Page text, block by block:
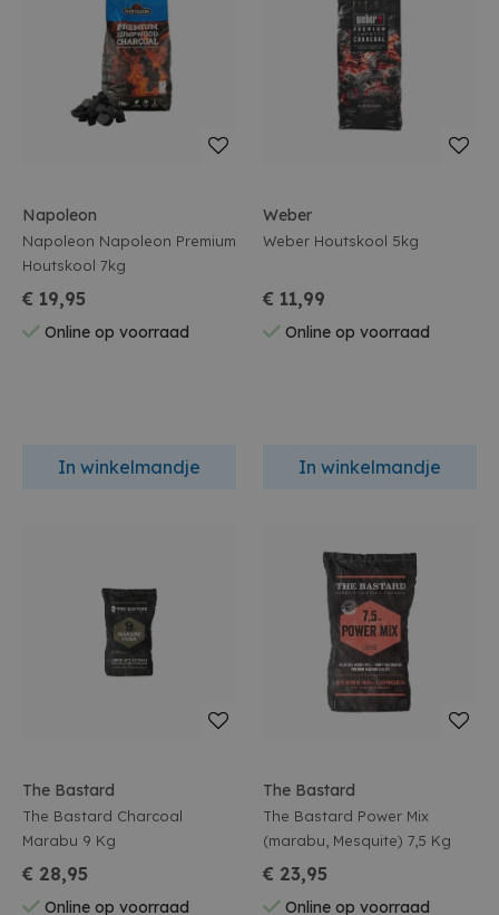
Napoleon
Napoleon Napoleon Premium
Houtskool 7kg
€ 19,95
Online op voorraad
In winkelmandje
Weber
Weber Houtskool 5kg
€ 11,99
Online op voorraad
In winkelmandje
The Bastard
The Bastard Charcoal
Marabu 9 Kg
€ 28,95
Online op voorraad
The Bastard
The Bastard Power Mix
(marabu, Mesquite) 7,5 Kg
€ 23,95
Online op voorraad